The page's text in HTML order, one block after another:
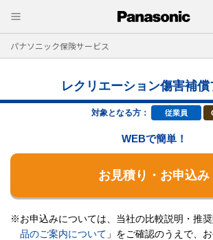
パナソニック保険サービス
レクリエーション傷害補償
対象となる方： 従業員
WEBで簡単！
お見積り・お申込み
※お申込みについては、当社の比較説明・推
品のご案内について 」をご確認のうえで、